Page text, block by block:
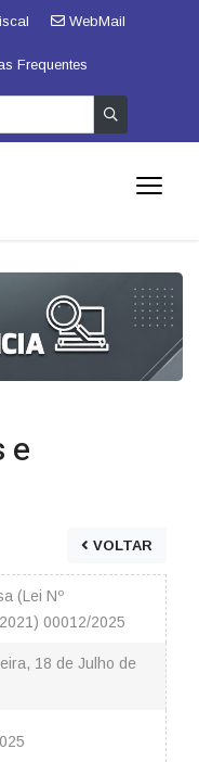
WebMail
Frequentes
e
VOLTAR
(Lei Nº
00012/2025
18 de Julho de